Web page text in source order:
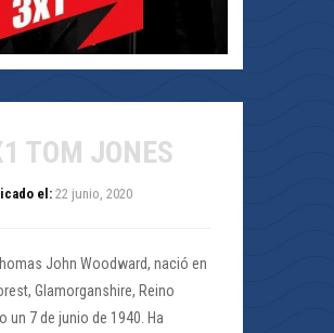
TOM JONES
el:22 junio, 2020
John Woodward, nació en
Glamorganshire, Reino
un 7 de junio de 1940. Ha